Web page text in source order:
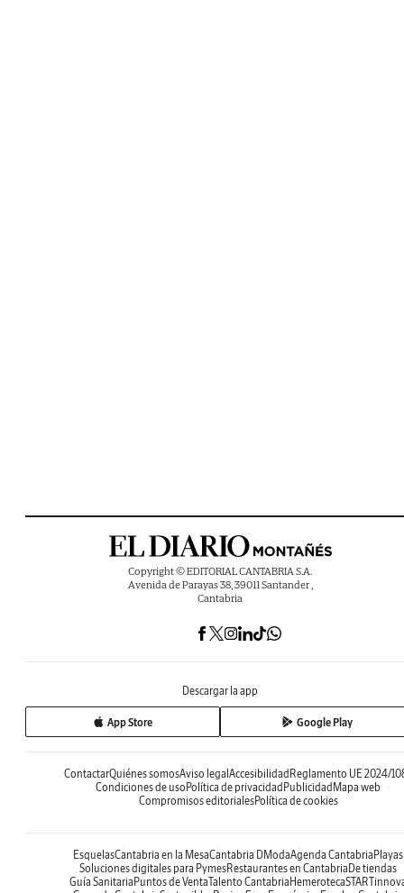
Copyright © EDITORIAL CANTABRIA S.A.
Avenida de Parayas 38, 39011 Santander ,
Cantabria
Descargar la app
App Store Google Play
ContactarQuiénes somosAviso legal Accesibilidad Reglamento UE 2024/
Condiciones de uso Política de privacidad Publicidad Mapa web
Compromisos editorialesPolítica de cookies
EsquelasCantabria en la MesaCantabria DModaAgenda Cantabria Playas
Soluciones digitales para PymesRestaurantes en Cantabria De tiendas
Guía Sanitaria Puntos de VentaTalento Cantabria Hemeroteca